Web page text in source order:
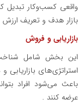
واقعی کسب‌وکار تبدیل
بازار هدف و تعریف
بازاریابی و فروش
این بخش شامل شناخت
استراتژی‌های
باعث می‌شود افراد
عرضه کنند .